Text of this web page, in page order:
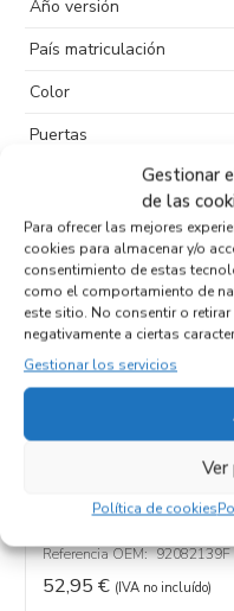
Gestionar
de las
Para ofrecer las mejores
cookies para almacenar y/o
consentimiento de estas
como el comportamiento de
este sitio. No consentir o
negativamente a ciertas
Gestionar los servicios
Ver
Política de cookies
Año versión
País matriculación
Color
Puertas
Código motor
Código cambio
Productos
TAPA
Recambios CHRYSLER
Referencia OEM: 92082139F
52,95 € (IVA no incluído)